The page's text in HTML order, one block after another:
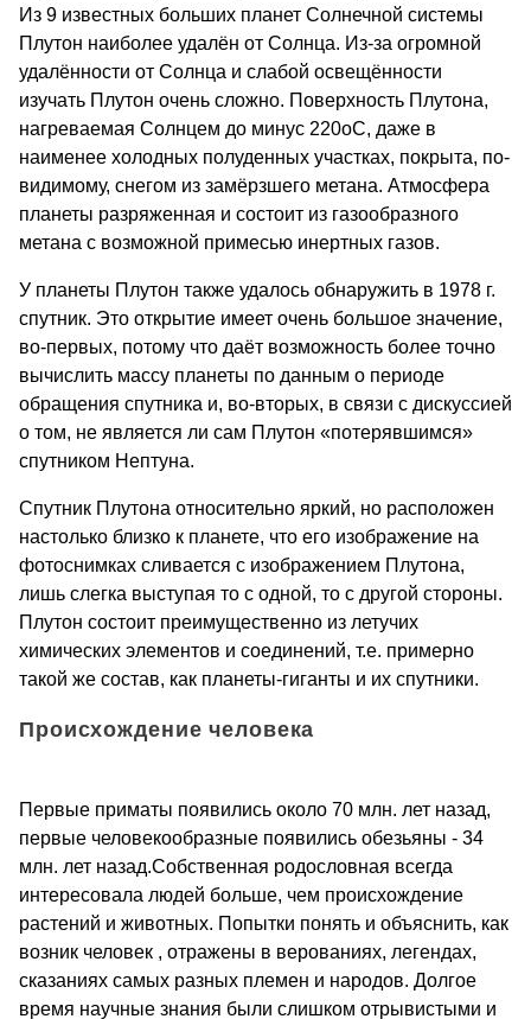
Из 9 известных больших планет Солнечной системы
Плутон наиболее удалён от Солнца. Из-за огромной
удалённости от Солнца и слабой освещённости
изучать Плутон очень сложно. Поверхность Плутона,
нагреваемая Солнцем до минус 220оС, даже в
наименее холодных полуденных участках, покрыта, по-
видимому, снегом из замёрзшего метана. Атмосфера
планеты разряженная и состоит из газообразного
метана с возможной примесью инертных газов.
У планеты Плутон также удалось обнаружить в 1978 г.
спутник. Это открытие имеет очень большое значение,
во-первых, потому что даёт возможность более точно
вычислить массу планеты по данным о периоде
обращения спутника и, во-вторых, в связи с дискуссией
о том, не является ли сам Плутон «потерявшимся»
спутником Нептуна.
Спутник Плутона относительно яркий, но расположен
настолько близко к планете, что его изображение на
фотоснимках сливается с изображением Плутона,
лишь слегка выступая то с одной, то с другой стороны.
Плутон состоит преимущественно из летучих
химических элементов и соединений, т.е. примерно
такой же состав, как планеты-гиганты и их спутники.
Происхождение человека
Первые приматы появились около 70 млн. лет назад,
первые человекообразные появились обезьяны - 34
млн. лет назад.Собственная родословная всегда
интересовала людей больше, чем происхождение
растений и животных. Попытки понять и объяснить, как
возник человек , отражены в верованиях, легендах,
сказаниях самых разных племен и народов. Долгое
время научные знания были слишком отрывистыми и